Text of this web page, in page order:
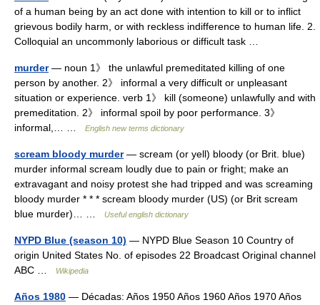
of a human being by an act done with intention to kill or to inflict
grievous bodily harm, or with reckless indifference to human life. 2.
Colloquial an uncommonly laborious or difficult task …
murder— noun 1》 the unlawful premeditated killing of one
person by another. 2》 informal a very difficult or unpleasant
situation or experience. verb 1》 kill (someone) unlawfully and with
premeditation. 2》 informal spoil by poor performance. 3》
informal,… …
English new terms dictionary
scream bloody murder— scream (or yell) bloody (or Brit. blue)
murder informal scream loudly due to pain or fright; make an
extravagant and noisy protest she had tripped and was screaming
bloody murder * * * scream bloody murder (US) (or Brit scream
blue murder)… …
Useful english dictionary
NYPD Blue (season 10) — NYPD Blue Season 10 Country of
origin United States No. of episodes 22 Broadcast Original channel
ABC …
Wikipedia
Años 1980 — Décadas: Años 1950 Años 1960 Años 1970 Años